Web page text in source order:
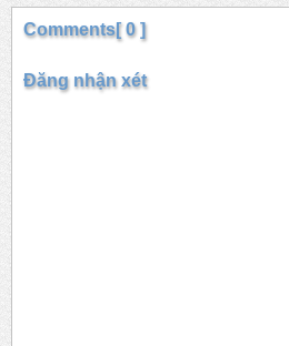
Comments[ 0 ]
Đăng nhận xét